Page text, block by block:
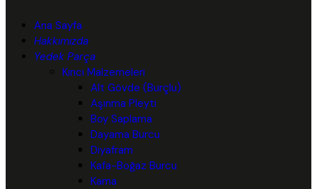
Ana Sayfa
Hakkımızda
Yedek Parça
Kırıcı Malzemeleri
Alt Gövde (Burçlu)
Aşınma Pleyti
Boy Saplama
Dayama Burcu
Diyafram
Kafa-Boğaz Burcu
Kama